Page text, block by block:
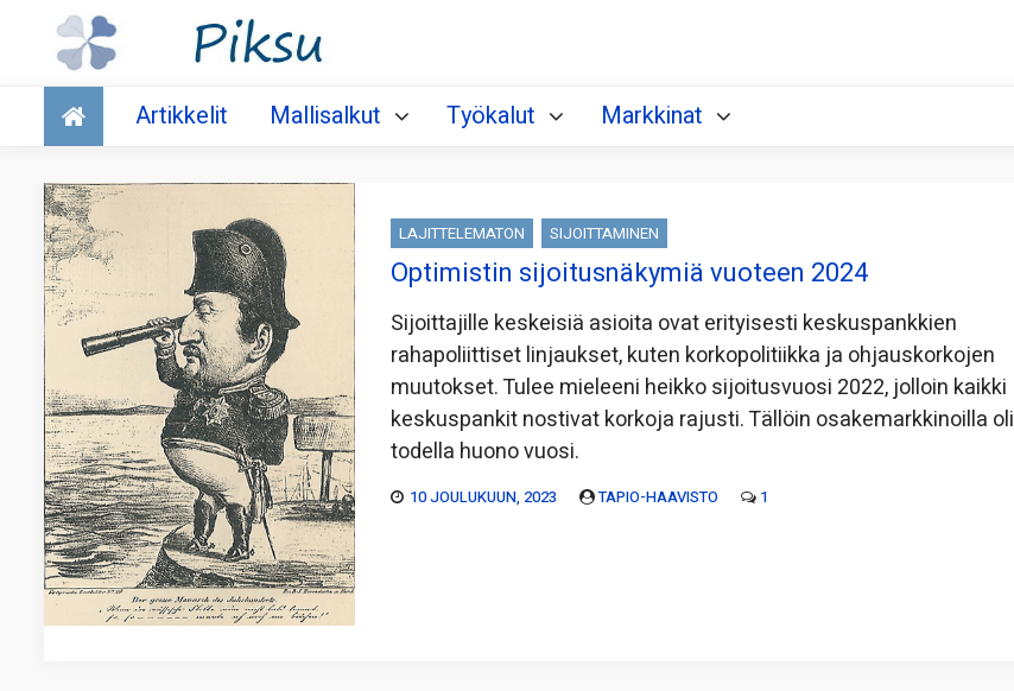
Talous
Artikkelit Mallisalkut Työkalut Markkinat
LAJITTELEMATON SIJOITTAMINEN
Optimistin sijoitusnäkymiä vuoteen 2024
Sijoittajille keskeisiä asioita ovat erityisesti keskuspankkien
rahapoliittiset linjaukset, kuten korkopolitiikka ja ohjauskorkojen
muutokset. Tulee mieleeni heikko sijoitusvuosi 2022, jolloin kaikki
keskuspankit nostivat korkoja rajusti. Tällöin osakemarkkinoilla oli
todella huono vuosi.
10 JOULUKUUN, 2023 TAPIO-HAAVISTO 1